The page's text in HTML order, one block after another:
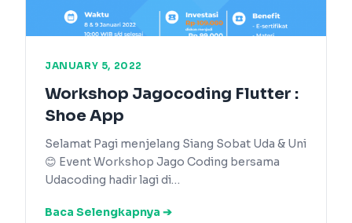
JANUARY 5, 2022
Workshop Jagocoding Flutter :
Shoe App
Selamat Pagi menjelang Siang Sobat Uda & Uni
😊 Event Workshop Jago Coding bersama
Udacoding hadir lagi di…
Baca Selengkapnya ➔